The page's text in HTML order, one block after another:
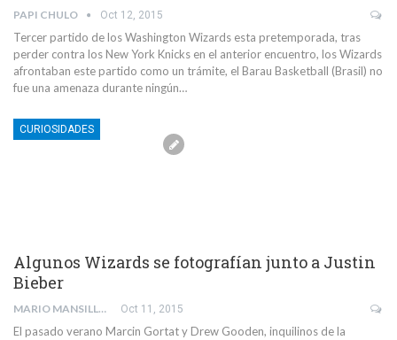
PAPI CHULO Oct 12, 2015
Tercer partido de los Washington Wizards esta pretemporada, tras
perder contra los New York Knicks en el anterior encuentro, los Wizards
afrontaban este partido como un trámite, el Barau Basketball (Brasil) no
fue una amenaza durante ningún…
CURIOSIDADES
Algunos Wizards se fotografían junto a Justin
Bieber
MARIO MANSILLA Oct 11, 2015
El pasado verano Marcin Gortat y Drew Gooden, inquilinos de la